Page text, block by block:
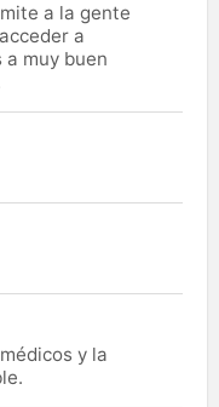
a la gente
a
muy buen
y la